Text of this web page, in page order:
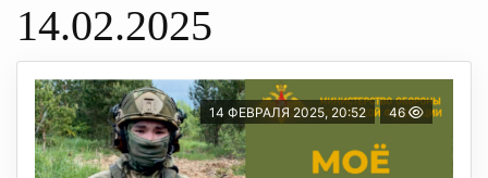
14.02.2025
14 ФЕВРАЛЯ 2025, 20:52 46